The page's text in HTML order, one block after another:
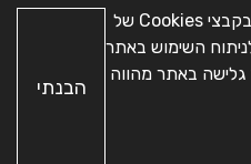
הזכויות שמורות © מועצה
האתר פותח
לידיעתך, באתר זה נעשה שימוש בקבצי Cookies של
השימוש באתר
באתר מהווה
הבנתי